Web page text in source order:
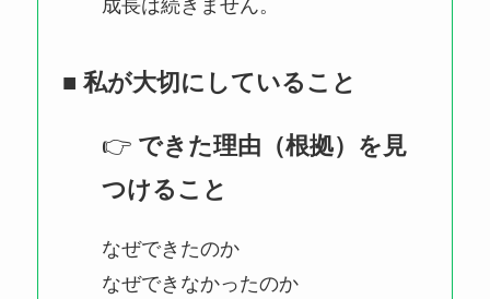
成長は続きません。
■ 私が大切にしていること
👉 できた理由（根拠）を見
つけること
なぜできたのか
なぜできなかったのか